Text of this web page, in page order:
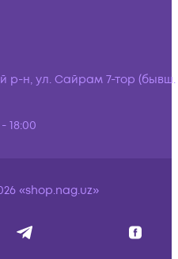
р-н, ул. Сайрам 7-тор (бывш.
18:00
«shop.nag.uz»